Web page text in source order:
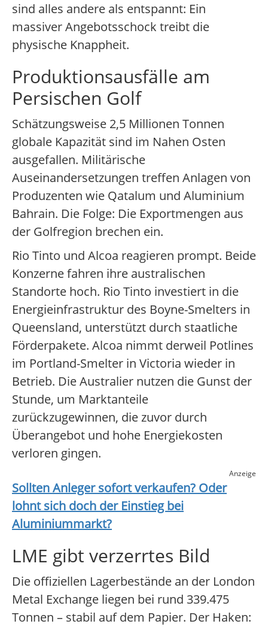
sind alles andere als entspannt: Ein
massiver Angebotsschock treibt die
physische Knappheit.
Produktionsausfälle am
Persischen Golf
Schätzungsweise 2,5 Millionen Tonnen
globale Kapazität sind im Nahen Osten
ausgefallen. Militärische
Auseinandersetzungen treffen Anlagen von
Produzenten wie Qatalum und Aluminium
Bahrain. Die Folge: Die Exportmengen aus
der Golfregion brechen ein.
Rio Tinto und Alcoa reagieren prompt. Beide
Konzerne fahren ihre australischen
Standorte hoch. Rio Tinto investiert in die
Energieinfrastruktur des Boyne-Smelters in
Queensland, unterstützt durch staatliche
Förderpakete. Alcoa nimmt derweil Potlines
im Portland-Smelter in Victoria wieder in
Betrieb. Die Australier nutzen die Gunst der
Stunde, um Marktanteile
zurückzugewinnen, die zuvor durch
Überangebot und hohe Energiekosten
verloren gingen.
Anzeige
Sollten Anleger sofort verkaufen? Oder
lohnt sich doch der Einstieg bei
Aluminiummarkt?
LME gibt verzerrtes Bild
Die offiziellen Lagerbestände an der London
Metal Exchange liegen bei rund 339.475
Tonnen – stabil auf dem Papier. Der Haken: